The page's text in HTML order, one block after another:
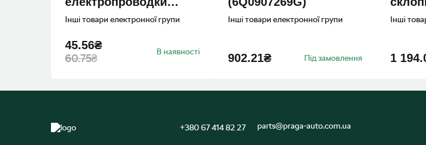
(357972743)
Інші товари електронної групи
45.56₴
60.75₴
В наявності
Інші товари електронної групи
902.21₴ Під замовлення
Інші
1
+380 67 414 82 27 parts@praga-auto.com.ua